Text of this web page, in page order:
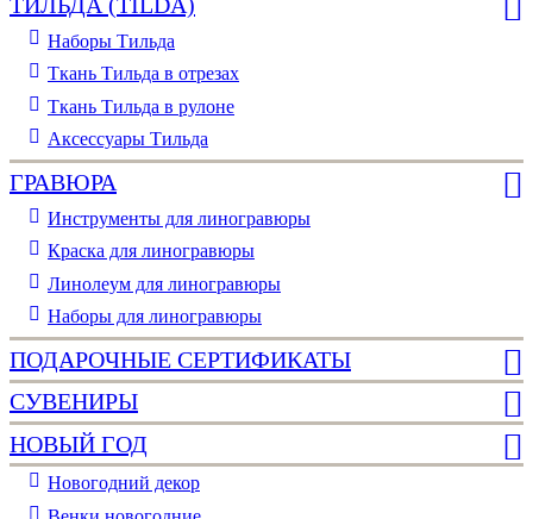
Наборы Тильда
Ткань Тильда в отрезах
Ткань Тильда в рулоне
Аксессуары Тильда
ГРАВЮРА
Инструменты для линогравюры
Краска для линогравюры
Линолеум для линогравюры
Наборы для линогравюры
ПОДАРОЧНЫЕ СЕРТИФИКАТЫ
СУВЕНИРЫ
НОВЫЙ ГОД
Новогодний декор